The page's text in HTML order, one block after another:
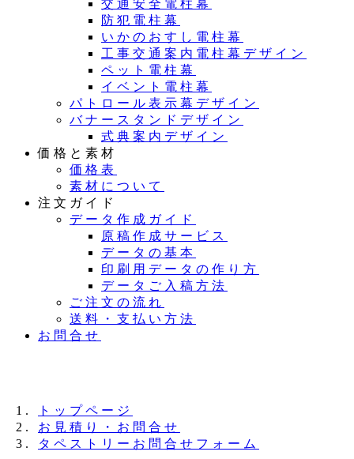
交通安全電柱幕
防犯電柱幕
いかのおすし電柱幕
工事交通案内電柱幕デザイン
ペット電柱幕
イベント電柱幕
パトロール表示幕デザイン
バナースタンドデザイン
式典案内デザイン
価格と素材
価格表
素材について
注文ガイド
データ作成ガイド
原稿作成サービス
データの基本
印刷用データの作り方
データご入稿方法
ご注文の流れ
送料・支払い方法
お問合せ
トップページ
お見積り・お問合せ
タペストリーお問合せフォーム